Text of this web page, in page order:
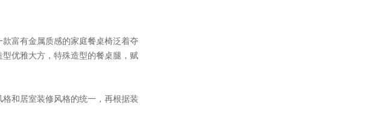
款富有金属质感的家庭餐桌椅泛着夺
雅大方，特殊造型的餐桌腿，赋
和居室装修风格的统一，再根据装